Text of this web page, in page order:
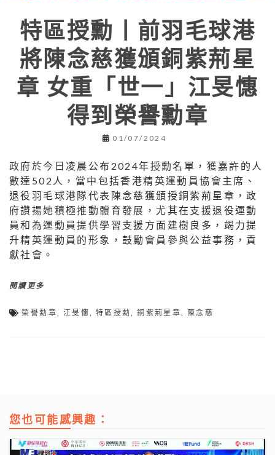
特區授勳丨前羽毛球港
將陳念慈獲頒銅紫荊星
章 女重「世一」江旻憓
得到榮譽勳章
01/07/2024
政府於今日凌晨公布2024年授勳名單，獲嘉許的人
數達502人，當中包括香港精英運動員協會主席、
退役羽毛球港隊代表陳念慈獲頒授銅紫荊星章，政
府讚揚她積極推動體育發展，尤其在支援退役運動
員和為運動員提供學習支援方面建樹良多，竭力提
升精英運動員的形象，鼓勵會員參與公益事務，貢
獻社會。
閱讀更多
榮譽勳章 江旻憓 特區授勳 ,銅紫荊星章 陳念慈
您也可能感興趣：